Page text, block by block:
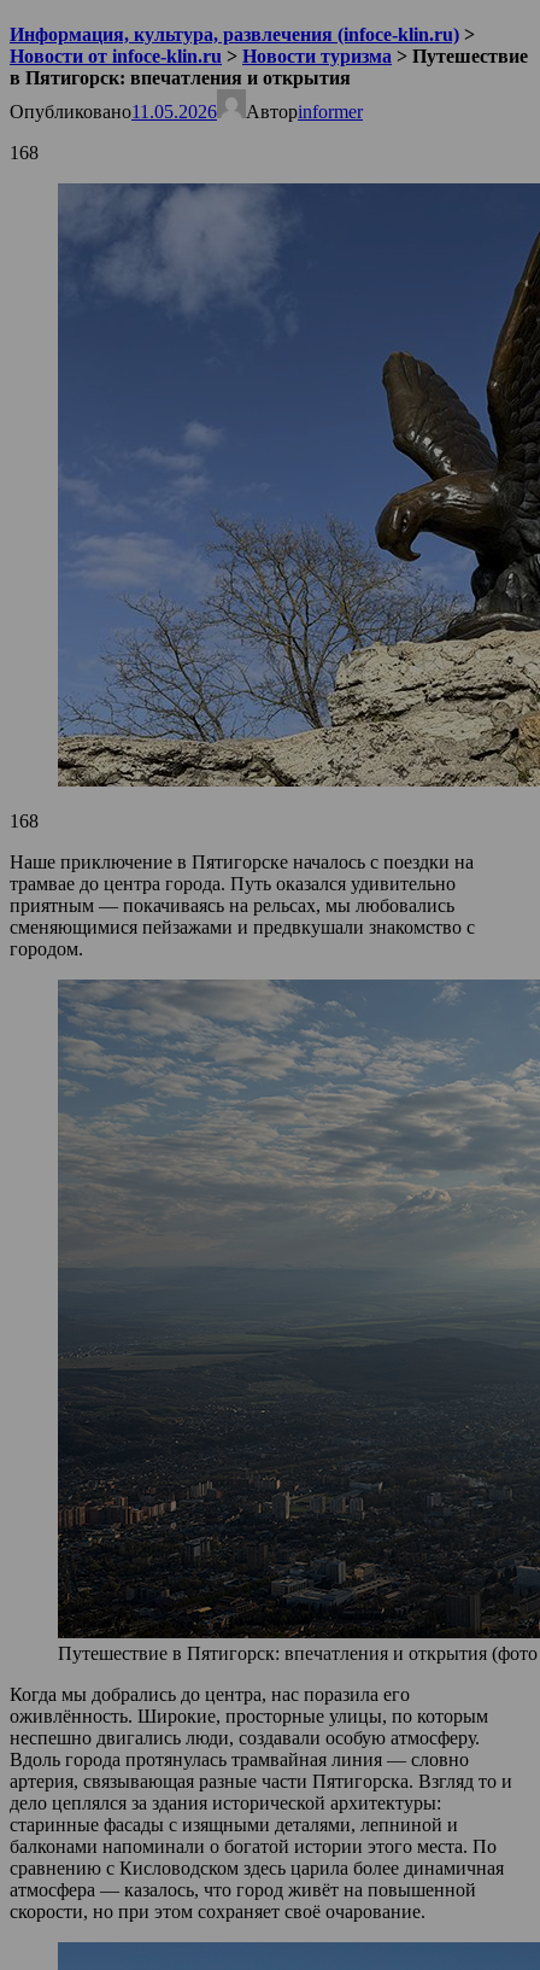
Информация, культура, развлечения (infoce-klin.ru) >
Новости от infoce-klin.ru > Новости туризма > Путешествие
в Пятигорск: впечатления и открытия
Опубликовано11.05.2026 Авторinformer
168
168
Наше приключение в Пятигорске началось с поездки на
трамвае до центра города. Путь оказался удивительно
приятным — покачиваясь на рельсах, мы любовались
сменяющимися пейзажами и предвкушали знакомство с
городом.
Путешествие в Пятигорск: впечатления и открытия
Когда мы добрались до центра, нас поразила его
оживлённость. Широкие, просторные улицы, по которым
неспешно двигались люди, создавали особую атмосферу.
Вдоль города протянулась трамвайная линия — словно
артерия, связывающая разные части Пятигорска. Взгляд то и
дело цеплялся за здания исторической архитектуры:
старинные фасады с изящными деталями, лепниной и
балконами напоминали о богатой истории этого места. По
сравнению с Кисловодском здесь царила более динамичная
атмосфера — казалось, что город живёт на повышенной
скорости, но при этом сохраняет своё очарование.